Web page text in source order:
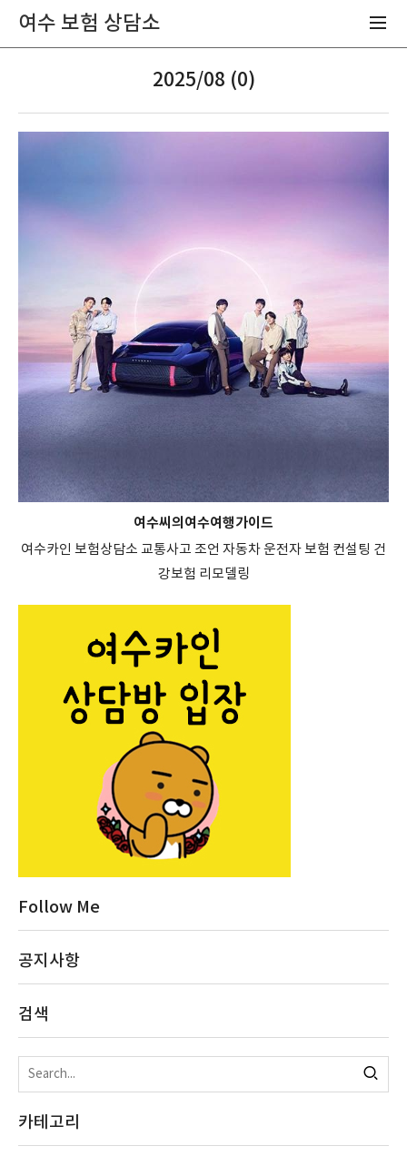
여수 보험 상담소
2025/08 (0)
여수씨의여수여행가이드
여수카인 보험상담소 교통사고 조언 자동차 운전자 보험 컨설팅 건
강보험 리모델링
Follow Me
공지사항
검색
카테고리